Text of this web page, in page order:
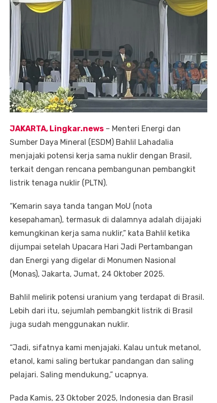
JAKARTA, Lingkar.news – Menteri Energi dan
Sumber Daya Mineral (ESDM) Bahlil Lahadalia
menjajaki potensi kerja sama nuklir dengan Brasil,
terkait dengan rencana pembangunan pembangkit
listrik tenaga nuklir (PLTN).
“Kemarin saya tanda tangan MoU (nota
kesepahaman), termasuk di dalamnya adalah dijajaki
kemungkinan kerja sama nuklir,” kata Bahlil ketika
dijumpai setelah Upacara Hari Jadi Pertambangan
dan Energi yang digelar di Monumen Nasional
(Monas), Jakarta, Jumat, 24 Oktober 2025.
Bahlil melirik potensi uranium yang terdapat di Brasil.
Lebih dari itu, sejumlah pembangkit listrik di Brasil
juga sudah menggunakan nuklir.
“Jadi, sifatnya kami menjajaki. Kalau untuk metanol,
etanol, kami saling bertukar pandangan dan saling
pelajari. Saling mendukung,” ucapnya.
Pada Kamis, 23 Oktober 2025, Indonesia dan Brasil